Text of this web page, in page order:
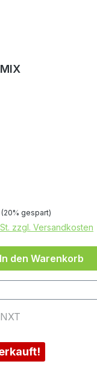
Preis:
(20% gespart)
zzgl. Versandkosten
In den Warenkorb